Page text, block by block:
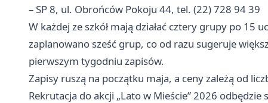
– SP 8, ul. Obrońców Pokoju 44, tel. (22) 728 94 39
W każdej ze szkół mają działać cztery grupy po 15
zaplanowano sześć grup, co od razu sugeruje
pierwszym tygodniu zapisów.
Zapisy ruszą na początku maja, a ceny zależą od
Rekrutacja do akcji „Lato w Mieście” 2026